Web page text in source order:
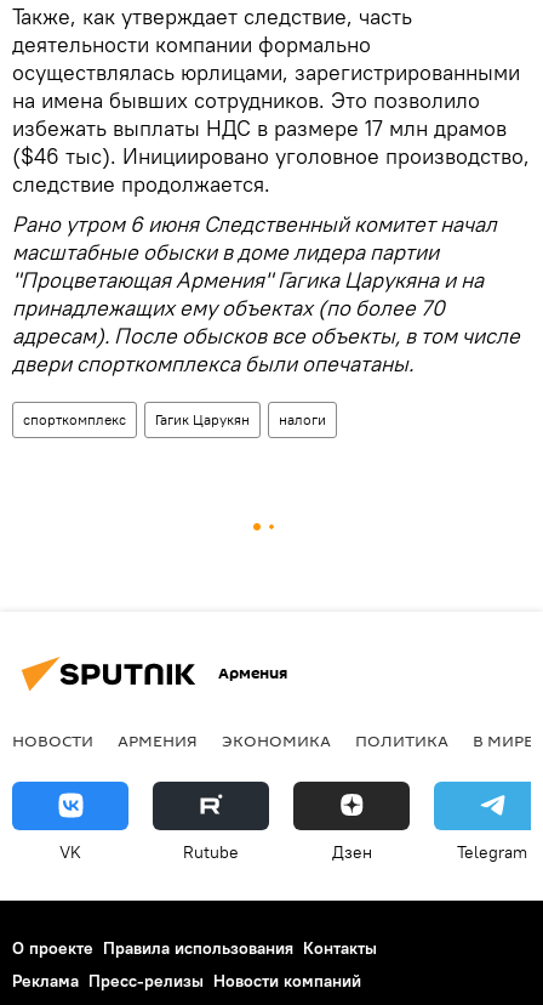
Также, как утверждает следствие, часть
деятельности компании формально
осуществлялась юрлицами, зарегистрированными
на имена бывших сотрудников. Это позволило
избежать выплаты НДС в размере 17 млн драмов
($46 тыс). Инициировано уголовное производство,
следствие продолжается.
Рано утром 6 июня Следственный комитет начал
масштабные обыски в доме лидера партии
"Процветающая Армения" Гагика Царукяна и на
принадлежащих ему объектах (по более 70
адресам). После обысков все объекты, в том числе
двери спорткомплекса были опечатаны.
спорткомплекс Гагик Царукян налоги
Армения
НОВОСТИ АРМЕНИЯ ЭКОНОМИКА ПОЛИТИКА В МИРЕ
VK Rutube Дзен Telegram
О проекте Правила использования Контакты
Реклама Пресс-релизы Новости компаний